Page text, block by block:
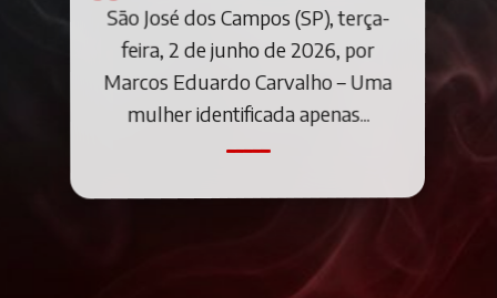
São José dos Campos (SP), terça-
feira, 2 de junho de 2026, por
Marcos Eduardo Carvalho – Uma
mulher identificada apenas...